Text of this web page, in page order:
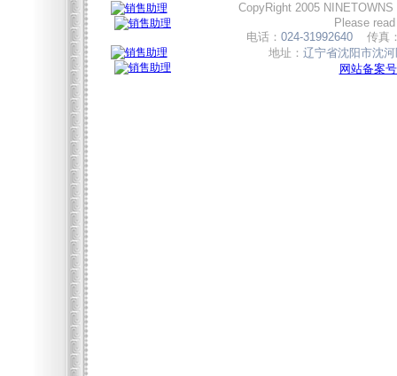
CopyRight 2005 NINETOWNS
Please
电话： 024-31992640 传真
地址： 辽宁省沈阳市沈
网站备案